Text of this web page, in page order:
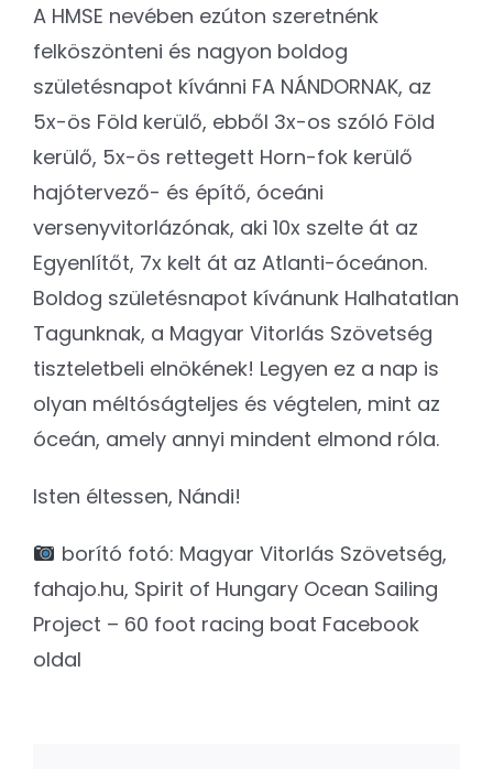
A HMSE nevében ezúton szeretnénk
felköszönteni és nagyon boldog
születésnapot kívánni FA NÁNDORNAK, az
5x-ös Föld kerülő, ebből 3x-os szóló Föld
kerülő, 5x-ös rettegett Horn-fok kerülő
hajótervező- és építő, óceáni
versenyvitorlázónak, aki 10x szelte át az
Egyenlítőt, 7x kelt át az Atlanti-óceánon.
Boldog születésnapot kívánunk Halhatatlan
Tagunknak, a Magyar Vitorlás Szövetség
tiszteletbeli elnökének! Legyen ez a nap is
olyan méltóságteljes és végtelen, mint az
óceán, amely annyi mindent elmond róla.
Isten éltessen, Nándi!
borító fotó: Magyar Vitorlás Szövetség,
fahajo.hu, Spirit of Hungary Ocean Sailing
Project – 60 foot racing boat Facebook
oldal